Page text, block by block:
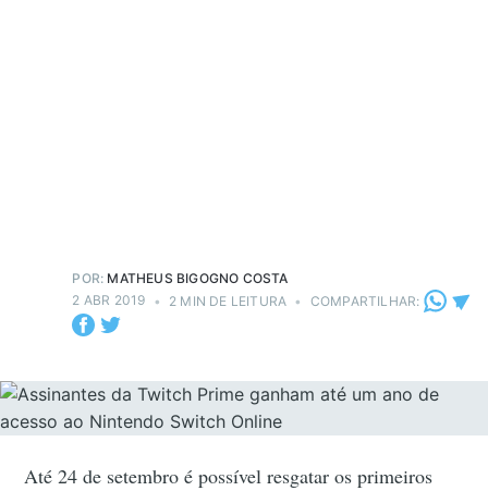
POR: MATHEUS BIGOGNO COSTA
2 ABR 2019 • 2 MIN DE LEITURA • COMPARTILHAR:
Até 24 de setembro é possível resgatar os primeiros